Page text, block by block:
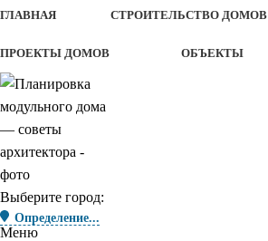
ГЛАВНАЯ СТРОИТЕЛЬСТВО ДОМОВ
ПРОЕКТЫ ДОМОВ ОБЪЕКТЫ
Выберите город:
Определение...
Меню